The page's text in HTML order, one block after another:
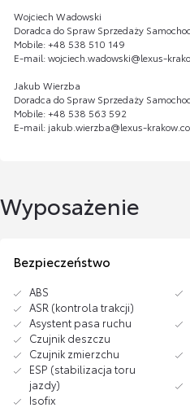
Wojciech Wadowski
Doradca do Spraw Sprzedaży
Mobile: +48 538 510 149
E-mail: wojciech.wadowski@lexus-
Jakub Wierzba
Doradca do Spraw Sprzedaży
Mobile: +48 538 563 592
E-mail: jakub.wierzba@lexus-
Wyposażenie
Bezpieczeństwo
ABS
ASR (kontrola trakcji)
Asystent pasa ruchu
Czujnik deszczu
Czujnik zmierzchu
ESP (stabilizacja toru
jazdy)
Isofix